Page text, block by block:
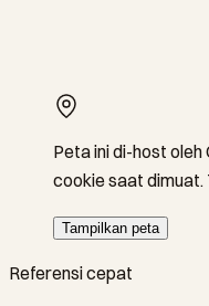
Peta ini di-host
cookie saat dimuat.
Tampilkan peta
Referensi cepat